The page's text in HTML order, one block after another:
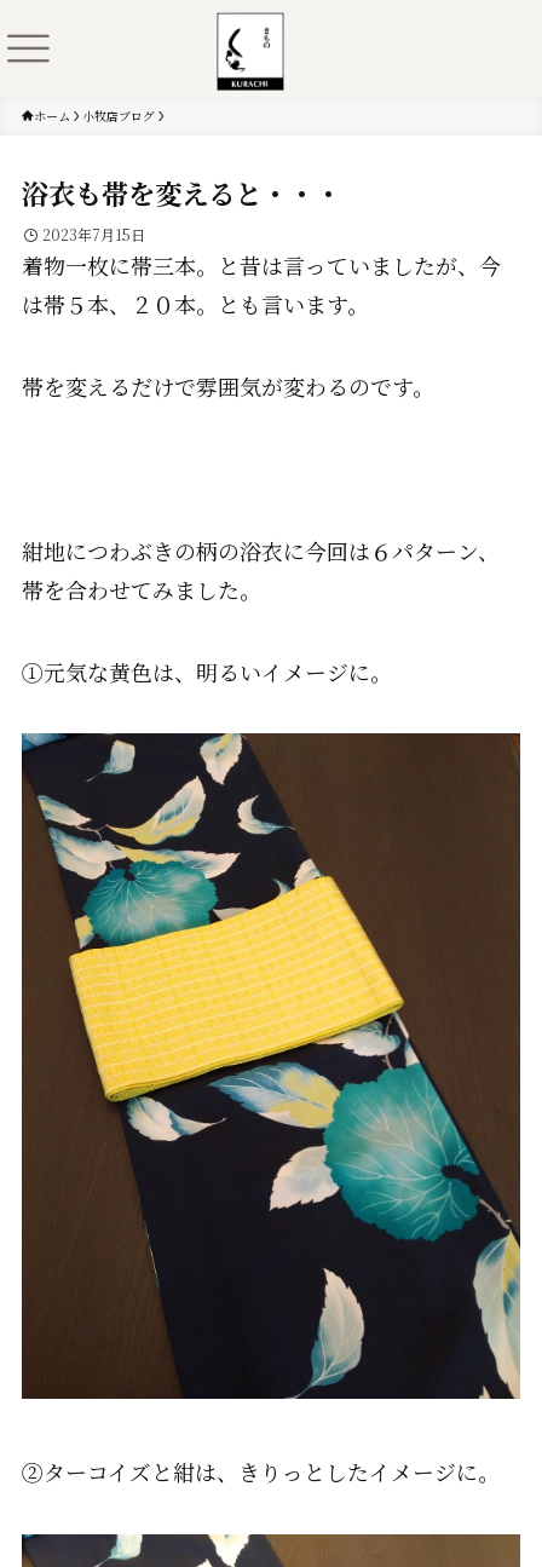
ホーム 小牧店ブログ
浴衣も帯を変えると・・・
2023年7月15日
着物一枚に帯三本。と昔は言っていましたが、今
は帯５本、２０本。とも言います。
帯を変えるだけで雰囲気が変わるのです。
紺地につわぶきの柄の浴衣に今回は６パターン、
帯を合わせてみました。
①元気な黄色は、明るいイメージに。
②ターコイズと紺は、きりっとしたイメージに。